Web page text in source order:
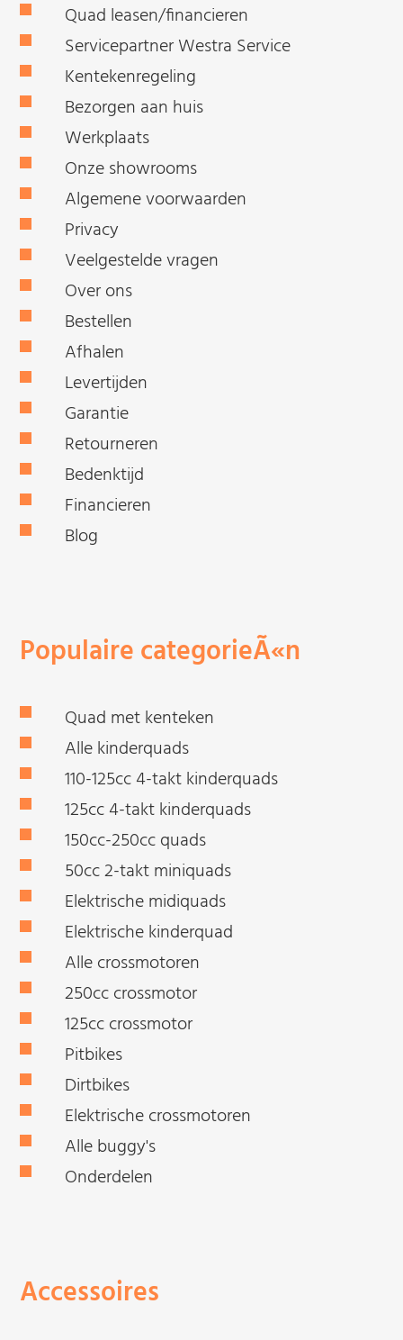
Quad leasen/financieren
Servicepartner Westra Service
Kentekenregeling
Bezorgen aan huis
Werkplaats
Onze showrooms
Algemene voorwaarden
Privacy
Veelgestelde vragen
Over ons
Bestellen
Afhalen
Levertijden
Garantie
Retourneren
Bedenktijd
Financieren
Blog
Populaire categorieÃ«n
Quad met kenteken
Alle kinderquads
110-125cc 4-takt kinderquads
125cc 4-takt kinderquads
150cc-250cc quads
50cc 2-takt miniquads
Elektrische midiquads
Elektrische kinderquad
Alle crossmotoren
250cc crossmotor
125cc crossmotor
Pitbikes
Dirtbikes
Elektrische crossmotoren
Alle buggy's
Onderdelen
Accessoires